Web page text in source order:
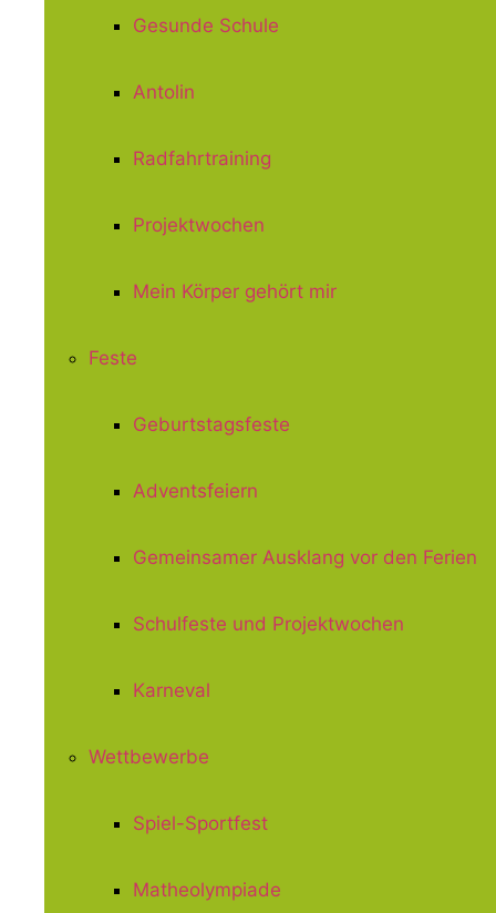
Gesunde Schule
Antolin
Radfahrtraining
Projektwochen
Mein Körper gehört mir
Feste
Geburtstagsfeste
Adventsfeiern
Gemeinsamer Ausklang vor den Ferien
Schulfeste und Projektwochen
Karneval
Wettbewerbe
Spiel-Sportfest
Matheolympiade